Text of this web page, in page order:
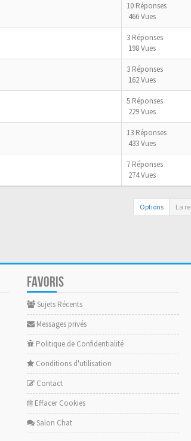
10 Réponses
466 Vues
3 Réponses
198 Vues
3 Réponses
162 Vues
5 Réponses
229 Vues
13 Réponses
433 Vues
7 Réponses
274 Vues
Options La
FAVORIS
Sujets Récents
Messages privés
Politique de Confidentialité
Conditions d'utilisation
Contact
Effacer Cookies
Salon Chat